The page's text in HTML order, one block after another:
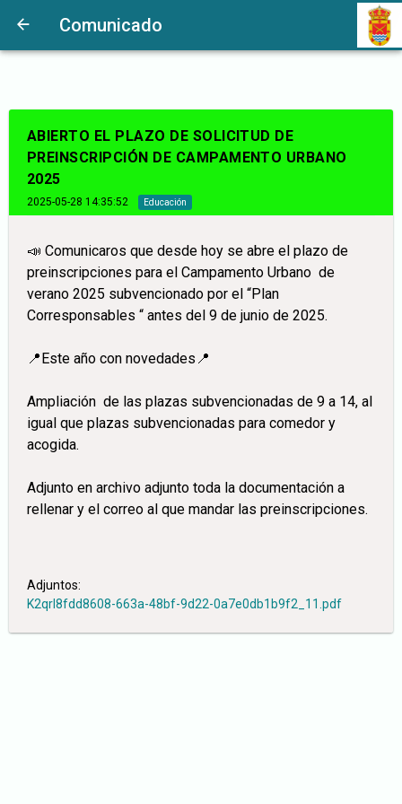
Comunicado
ABIERTO EL PLAZO DE SOLICITUD DE
PREINSCRIPCIÓN DE CAMPAMENTO URBANO
2025
2025-05-28 14:35:52 Educación
📣 Comunicaros que desde hoy se abre el plazo de
preinscripciones para el Campamento Urbano de
verano 2025 subvencionado por el “Plan
Corresponsables “ antes del 9 de junio de 2025.
📍Este año con novedades📍
Ampliación de las plazas subvencionadas de 9 a 14, al
igual que plazas subvencionadas para comedor y
acogida.
Adjunto en archivo adjunto toda la documentación a
rellenar y el correo al que mandar las preinscripciones.
Adjuntos:
K2qrI8fdd8608-663a-48bf-9d22-0a7e0db1b9f2_11.pdf